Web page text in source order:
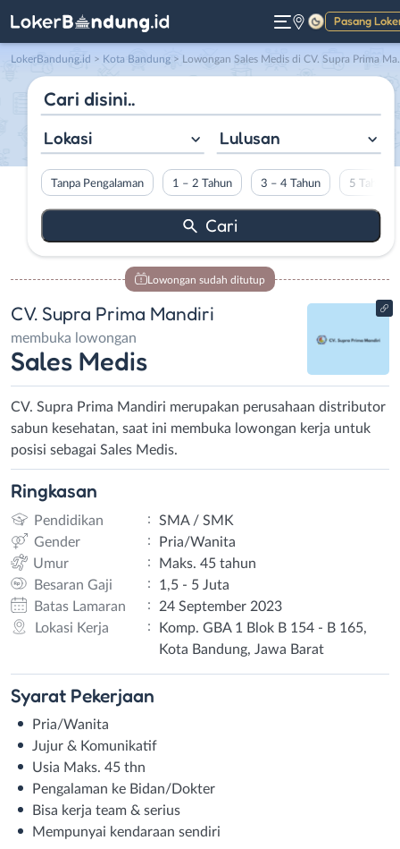
Pasang
Gelap
LokerBandung.id > Kota Bandung > Lowongan Sales Medis di CV. Supra Prima Mandiri
Lokasi Lulusan
Tanpa Pengalaman 1 – 2 Tahun 3 – 4 Tahun 5 Tahun
Lowongan sudah ditutup
CV. Supra Prima Mandiri
membuka lowongan
Sales Medis
CV. Supra Prima Mandiri merupakan perusahaan distributor
sabun kesehatan, saat ini membuka lowongan kerja untuk
posisi sebagai Sales Medis.
Ringkasan
Pendidikan :
SMA / SMK
Gender
:
Pria/Wanita
Umur
:
Maks. 45 tahun
Besaran Gaji
:
1,5 - 5 Juta
Batas Lamaran
:
24 September 2023
Lokasi Kerja
:
Komp. GBA 1 Blok B 154 - B 165,
Kota Bandung, Jawa Barat
Syarat Pekerjaan
Pria/Wanita
Jujur & Komunikatif
Usia Maks. 45 thn
Pengalaman ke Bidan/Dokter
Bisa kerja team & serius
Mempunyai kendaraan sendiri